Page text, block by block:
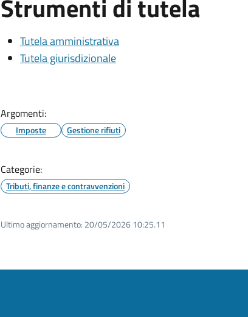
Strumenti di tutela
Tutela amministrativa
Tutela giurisdizionale
Argomenti:
Imposte Gestione rifiuti
Categorie:
Tributi, finanze e contravvenzioni
Ultimo aggiornamento: 20/05/2026 10:25.11